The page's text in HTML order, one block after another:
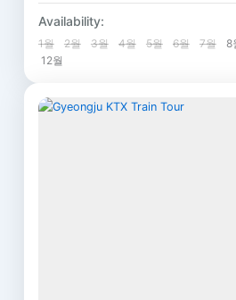
Check in :
☜ See the
1 Person
Availability:
1월 2월 3월 4월 5월 6월 7월 8
12월